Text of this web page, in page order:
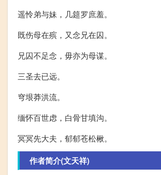
遥怜弟与妹，几筵罗庶羞。
既伤母在殡，又念兄在囚。
兄囚不足念，毋亦为母谋。
三圣去已远。
穹垠莽洪流。
缅怀百世虑，白骨甘填沟。
冥冥先大夫，郁郁苍松楸。
作者简介(文天祥)